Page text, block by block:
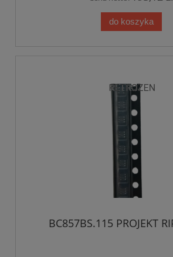
do koszyka
BC857BS.115 PROJEKT